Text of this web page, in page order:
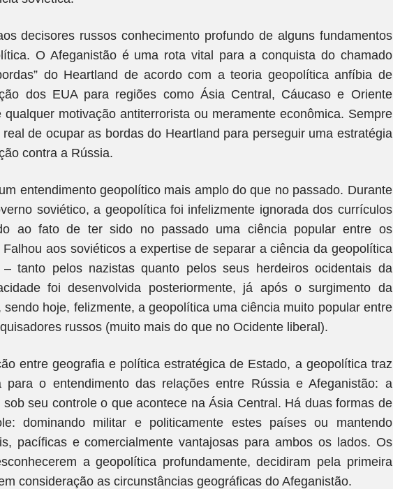
decisores russos conhecimento profundo de alguns fundamentos
O Afeganistão é uma rota vital para a conquista do chamado
do Heartland de acordo com a teoria geopolítica anfíbia de
dos EUA para regiões como Ásia Central, Cáucaso e Oriente
qualquer motivação antiterrorista ou meramente econômica. Sempre
de ocupar as bordas do Heartland para perseguir uma estratégia
contra a Rússia.
entendimento geopolítico mais amplo do que no passado. Durante
soviético, a geopolítica foi infelizmente ignorada dos currículos
ao fato de ter sido no passado uma ciência popular entre os
aos soviéticos a expertise de separar a ciência da geopolítica
tanto pelos nazistas quanto pelos seus herdeiros ocidentais da
foi desenvolvida posteriormente, já após o surgimento da
sendo hoje, felizmente, a geopolítica uma ciência muito popular entre
russos (muito mais do que no Ocidente liberal).
entre geografia e política estratégica de Estado, a geopolítica traz
para o entendimento das relações entre Rússia e Afeganistão: a
seu controle o que acontece na Ásia Central. Há duas formas de
dominando militar e politicamente estes países ou mantendo
pacíficas e comercialmente vantajosas para ambos os lados. Os
a geopolítica profundamente, decidiram pela primeira
consideração as circunstâncias geográficas do Afeganistão.